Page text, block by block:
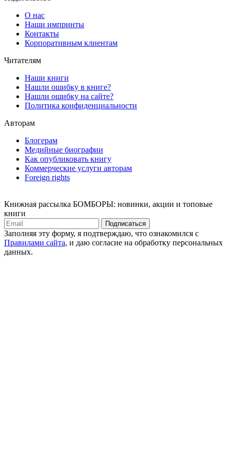
О нас
Наши импринты
Контакты
Корпоративным клиентам
Читателям
Наши книги
Нашли ошибку в книге?
Нашли ошибку на сайте?
Политика конфиденциальности
Авторам
Блогерам
Медийные биографии
Как опубликовать книгу
Коммерческие услуги авторам
Foreign rights
Книжная рассылка БОМБОРЫ: новинки, акции и топовые
книги
Подписаться
Заполняя эту форму, я подтверждаю, что ознакомился с
Правилами сайта, и даю согласие на обработку персональных
данных.